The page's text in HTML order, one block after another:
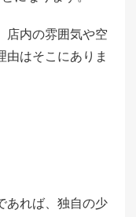
店内の雰囲気や空
由はそこにありま
あれば、独自の少